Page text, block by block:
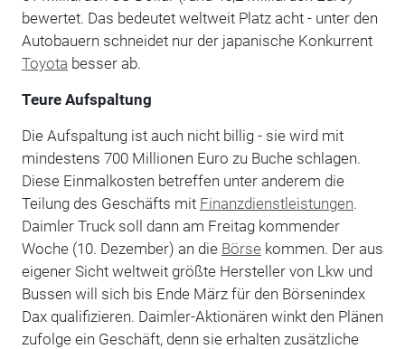
bewertet. Das bedeutet weltweit Platz acht - unter den
Autobauern schneidet nur der japanische Konkurrent
Toyota besser ab.
Teure Aufspaltung
Die Aufspaltung ist auch nicht billig - sie wird mit
mindestens 700 Millionen Euro zu Buche schlagen.
Diese Einmalkosten betreffen unter anderem die
Teilung des Geschäfts mit Finanzdienstleistungen.
Daimler Truck soll dann am Freitag kommender
Woche (10. Dezember) an die Börse kommen. Der aus
eigener Sicht weltweit größte Hersteller von Lkw und
Bussen will sich bis Ende März für den Börsenindex
Dax qualifizieren. Daimler-Aktionären winkt den Plänen
zufolge ein Geschäft, denn sie erhalten zusätzliche